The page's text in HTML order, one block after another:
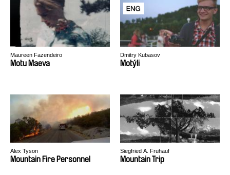
Maureen Fazendeiro
Motu Maeva
Dmitry Kubasov
Motýli
Alex Tyson
Mountain Fire Personnel
Siegfried A. Fruhauf
Mountain Trip